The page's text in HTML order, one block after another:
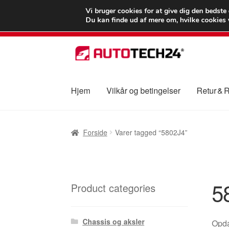
LEVERING fra
Spring
til
Spring
til
Hjem Vilkår og betingelser Retur &
Forside Varer tagged “5802J4”
Product categories
Chassis og aksler
Vi bruger cookies for at give dig den bedste
Du kan finde ud af mere om, hvilke